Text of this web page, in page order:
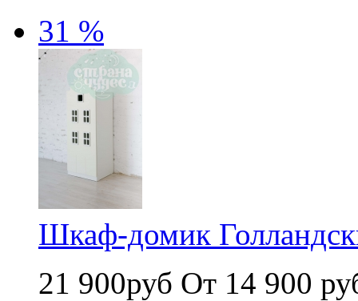
31 %
Шкаф-домик
21 900руб От 14 900